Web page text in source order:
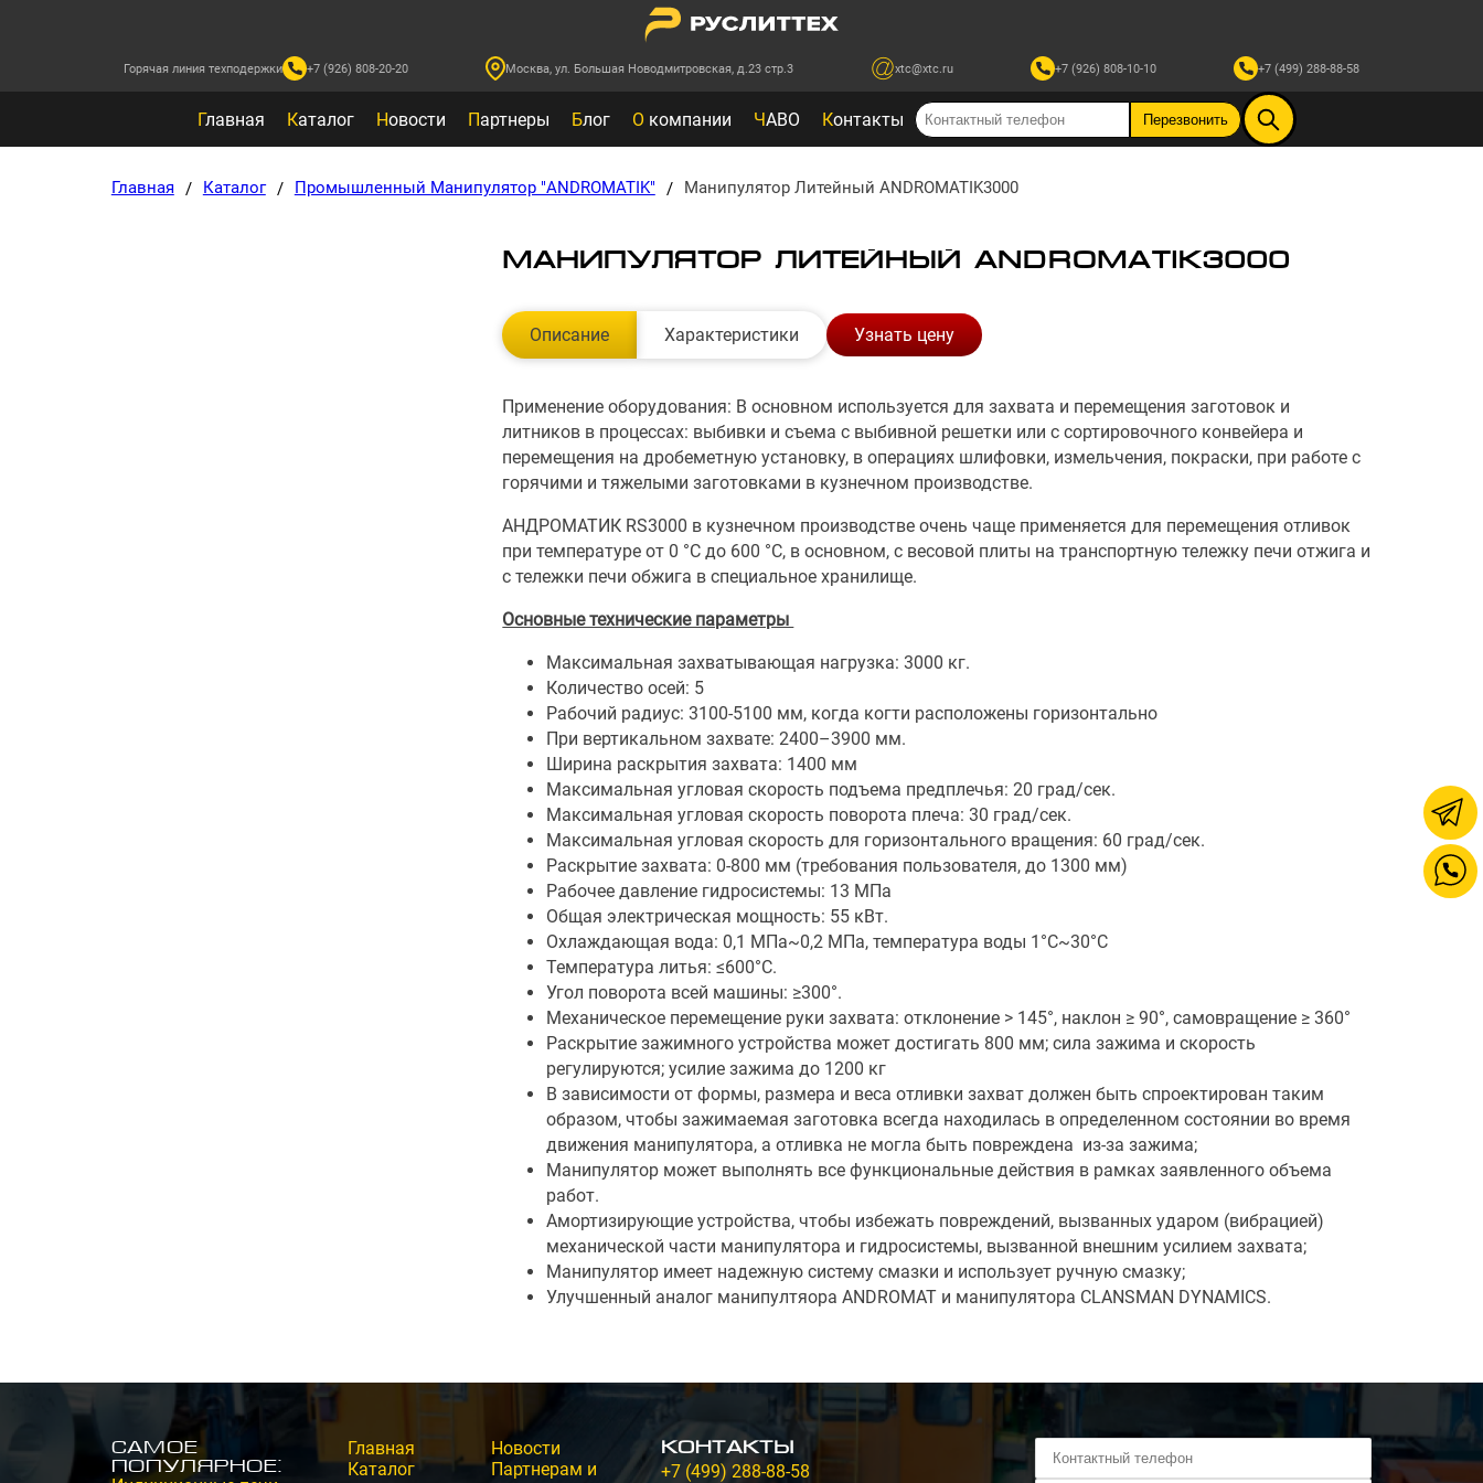
Горячая линия техподержки +7 (926) 808-20-20 Москва, ул. Большая Новодмитровская, д.23 стр.3 xtc@xtc.ru +7 (926) 808-10-10 +7 (499) 288-88-58
Главная Каталог Новости Партнеры Блог О компании ЧАВО Контакты
Главная / Каталог / Промышленный Манипулятор "ANDROMATIK" / Манипулятор Литейный ANDROMATIK3000
МАНИПУЛЯТОР ЛИТЕЙНЫЙ ANDROMATIK3000
Описание Характеристики Узнать цену
Применение оборудования: В основном используется для захвата и перемещения заготовок и
литников в процессах: выбивки и съема с выбивной решетки или с сортировочного конвейера и
перемещения на дробеметную установку, в операциях шлифовки, измельчения, покраски, при работе с
горячими и тяжелыми заготовками в кузнечном производстве.
АНДРОМАТИК RS3000 в кузнечном производстве очень чаще применяется для перемещения отливок
при температуре от 0 °С до 600 °С, в основном, с весовой плиты на транспортную тележку печи отжига и
с тележки печи обжига в специальное хранилище.
Основные технические параметры
Максимальная захватывающая нагрузка: 3000 кг.
Количество осей: 5
Рабочий радиус: 3100-5100 мм, когда когти расположены горизонтально
При вертикальном захвате: 2400–3900 мм.
Ширина раскрытия захвата: 1400 мм
Максимальная угловая скорость подъема предплечья: 20 град/сек.
Максимальная угловая скорость поворота плеча: 30 град/сек.
Максимальная угловая скорость для горизонтального вращения: 60 град/сек.
Раскрытие захвата: 0-800 мм (требования пользователя, до 1300 мм)
Рабочее давление гидросистемы: 13 МПа
Общая электрическая мощность: 55 кВт.
Охлаждающая вода: 0,1 МПа~0,2 МПа, температура воды 1°C~30°C
Температура литья: ≤600°С.
Угол поворота всей машины: ≥300°.
Механическое перемещение руки захвата: отклонение > 145°, наклон ≥ 90°, самовращение ≥ 360°
Раскрытие зажимного устройства может достигать 800 мм; сила зажима и скорость
регулируются; усилие зажима до 1200 кг
В зависимости от формы, размера и веса отливки захват должен быть спроектирован таким
образом, чтобы зажимаемая заготовка всегда находилась в определенном состоянии во время
движения манипулятора, а отливка не могла быть повреждена из-за зажима;
Манипулятор может выполнять все функциональные действия в рамках заявленного объема
работ.
Амортизирующие устройства, чтобы избежать повреждений, вызванных ударом (вибрацией)
механической части манипулятора и гидросистемы, вызванной внешним усилием захвата;
Манипулятор имеет надежную систему смазки и использует ручную смазку;
Улучшенный аналог манипултяора ANDROMAT и манипулятора CLANSMAN DYNAMICS.
Самое
популярное:
Главная
Каталог
Новости
Партнерам и
Контакты
+7 (499) 288-88-58